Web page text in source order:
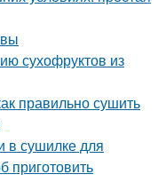
сухофруктов из
правильно сушить
в сушилке для
приготовить